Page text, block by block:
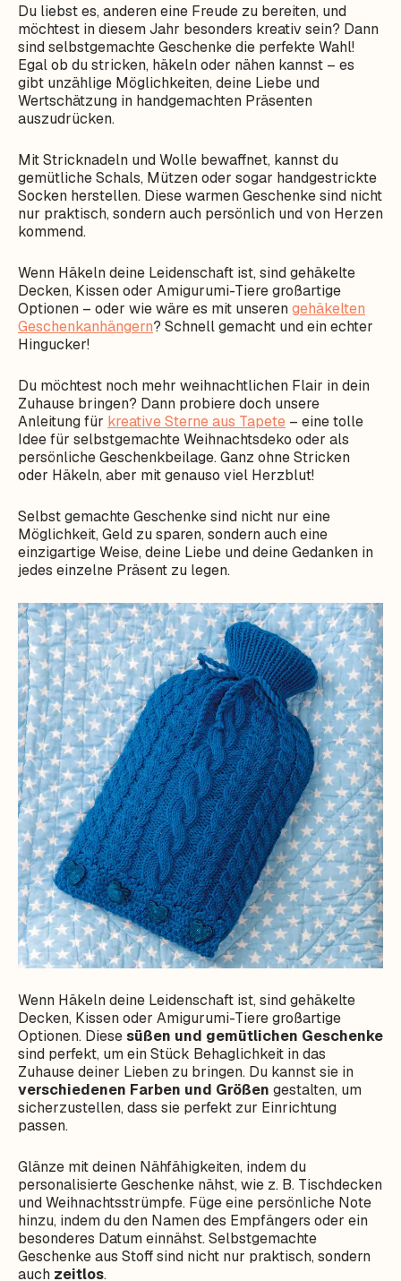
Du liebst es, anderen eine Freude zu bereiten, und
möchtest in diesem Jahr besonders kreativ sein? Dann
sind selbstgemachte Geschenke die perfekte Wahl!
Egal ob du stricken, häkeln oder nähen kannst – es
gibt unzählige Möglichkeiten, deine Liebe und
Wertschätzung in handgemachten Präsenten
auszudrücken.
Mit Stricknadeln und Wolle bewaffnet, kannst du
gemütliche Schals, Mützen oder sogar handgestrickte
Socken herstellen. Diese warmen Geschenke sind nicht
nur praktisch, sondern auch persönlich und von Herzen
kommend.
Wenn Häkeln deine Leidenschaft ist, sind gehäkelte
Decken, Kissen oder Amigurumi-Tiere großartige
Optionen – oder wie wäre es mit unserengehäkelten
Geschenkanhängern? Schnell gemacht und ein echter
Hingucker!
Du möchtest noch mehr weihnachtlichen Flair in dein
Zuhause bringen? Dann probiere doch unsere
Anleitung für kreative Sterne aus Tapete – eine tolle
Idee für selbstgemachte Weihnachtsdeko oder als
persönliche Geschenkbeilage. Ganz ohne Stricken
oder Häkeln, aber mit genauso viel Herzblut!
Selbst gemachte Geschenke sind nicht nur eine
Möglichkeit, Geld zu sparen, sondern auch eine
einzigartige Weise, deine Liebe und deine Gedanken in
jedes einzelne Präsent zu legen.
Wenn Häkeln deine Leidenschaft ist, sind gehäkelte
Decken, Kissen oder Amigurumi-Tiere großartige
Optionen. Diesesüßen und gemütlichen Geschenke
sind perfekt, um ein Stück Behaglichkeit in das
Zuhause deiner Lieben zu bringen. Du kannst sie in
verschiedenen Farben und Größen gestalten, um
sicherzustellen, dass sie perfekt zur Einrichtung
passen.
Glänze mit deinen Nähfähigkeiten, indem du
personalisierte Geschenke nähst, wie z. B. Tischdecken
und Weihnachtsstrümpfe. Füge eine persönliche Note
hinzu, indem du den Namen des Empfängers oder ein
besonderes Datum einnähst. Selbstgemachte
Geschenke aus Stoff sind nicht nur praktisch, sondern
auch zeitlos.